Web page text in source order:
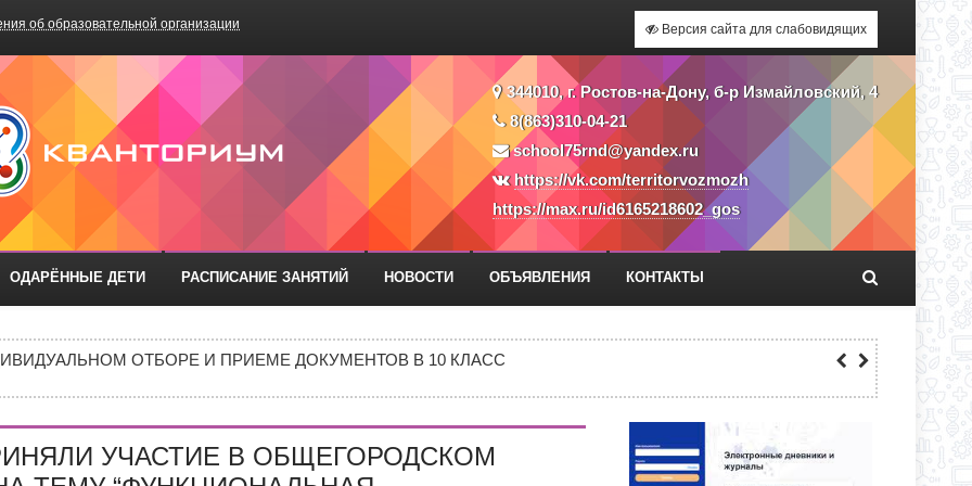
об образовательной организации Версия сайта для слабовидящих
«Школа №75»
344010, г. Ростов-на-Дону, б-р Измайловский, 4
8(863)310-04-21
school75rnd@yandex.ru
https://vk.com/territorvozmozh
https://max.ru/id6165218602_gos
ОДАРЁННЫЕ ДЕТИ РАСПИСАНИЕ ЗАНЯТИЙ НОВОСТИ ОБЪЯВЛЕНИЯ КОНТАКТЫ
ОРГАНИЗАЦИЙ РОСТОВСКОЙ ОБЛАСТИ ДЛЯ ПРИЕМА ЗАЯВЛЕНИЙ В 1 КЛАСС
ОТБОРЕ И ПРИЕМЕ ДОКУМЕНТОВ В 10 КЛАСС
В 10 КЛАСС
ПОЧЕМУ ПОДРОСТКИ ВСЁ ЧАЩЕ ВЫБИРАЮТ АПТЕКУ?
УЧАСТИЕ В ОБЩЕГОРОДСКОМ